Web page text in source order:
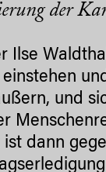
der
Ilse
und
ist dann